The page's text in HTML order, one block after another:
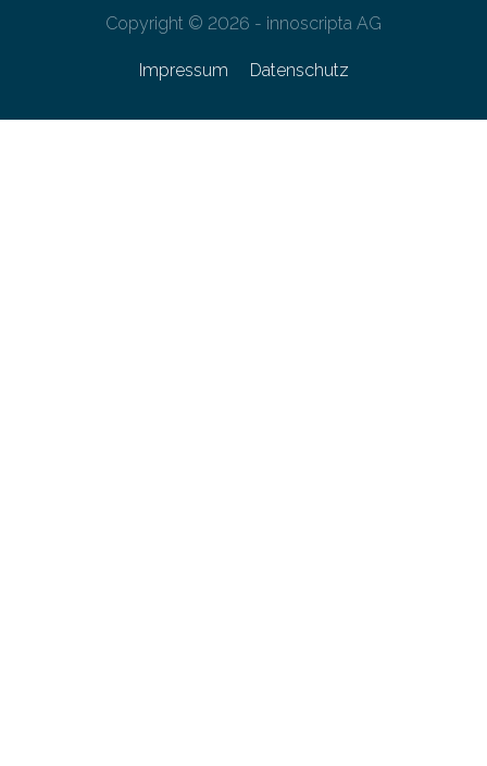
Copyright © 2026 - innoscripta AG
Impressum Datenschutz